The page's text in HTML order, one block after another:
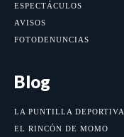
ESPECTÁCULOS
AVISOS
FOTODENUNCIAS
Blog
LA PUNTILLA DEPORTIVA
EL RINCÓN DE MOMO